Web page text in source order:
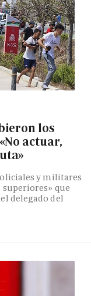
los
actuar,
y militares
que
delegado del